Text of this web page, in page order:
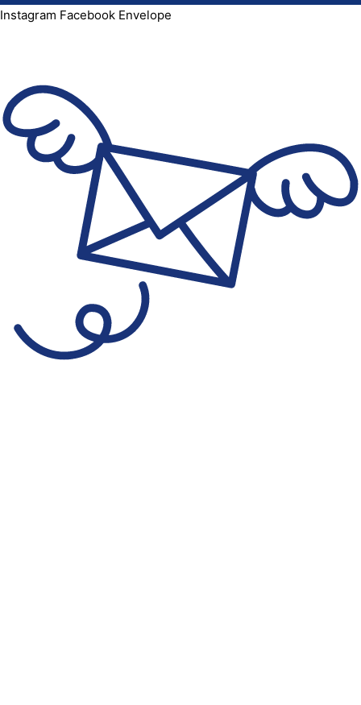
Instagram Facebook Envelope